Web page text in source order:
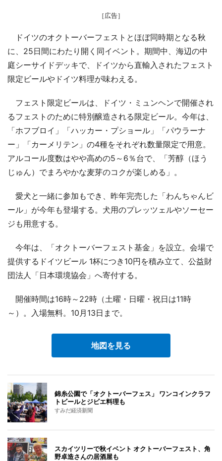
［広告］
ドイツのオクトーバーフェストとほぼ同時期となる秋
に、25日間にわたり開く同イベント。期間中、海辺の中
庭シーサイドデッキで、ドイツから直輸入されたフェスト
限定ビールやドイツ料理が味わえる。
フェスト限定ビールは、ドイツ・ミュンヘンで開催され
るフェストのために特別醸造される限定ビール。今年は、
「ホフブロイ」「ハッカー・プショール」「パウラーナ
ー」「カーメリテン」の4種をそれぞれ数量限定で用意。
アルコール度数はやや高めの5～6％台で、「芳醇（ほう
じゅん）でまろやかな麦芽のコクが楽しめる」。
愛犬と一緒に参加もでき、昨年完売した「わんちゃんビ
ール」が今年も登場する。犬用のプレッツェルやソーセー
ジも用意する。
今年は、「オクトーバーフェスト基金」を設立。会場で
提供するドイツビール 1杯につき10円を積み立て、公益財
団法人「日本環境協会」へ寄付する。
開催時間は16時～22時（土曜・日曜・祝日は11時
～）。入場無料。10月13日まで。
地図を見る
錦糸公園で「オクトーバーフェス」 ワンコインクラフ
トビールとジビエ料理も
すみだ経済新聞
スカイツリーで秋イベント オクトーバーフェスト、角
野卓造さんの居酒屋も